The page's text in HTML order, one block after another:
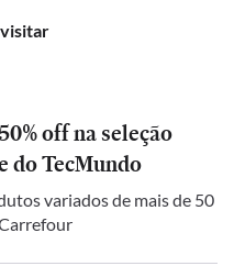
visitar
off na seleção
do TecMundo
variados de mais de 50